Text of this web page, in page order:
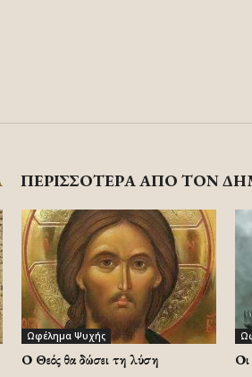
ΠΕΡΙΣΣΟΤΕΡΑ ΑΠΟ ΤΟΝ
Ωφέλημα Ψυχής
Ο Θεός θα δώσει τη λύση
Οι